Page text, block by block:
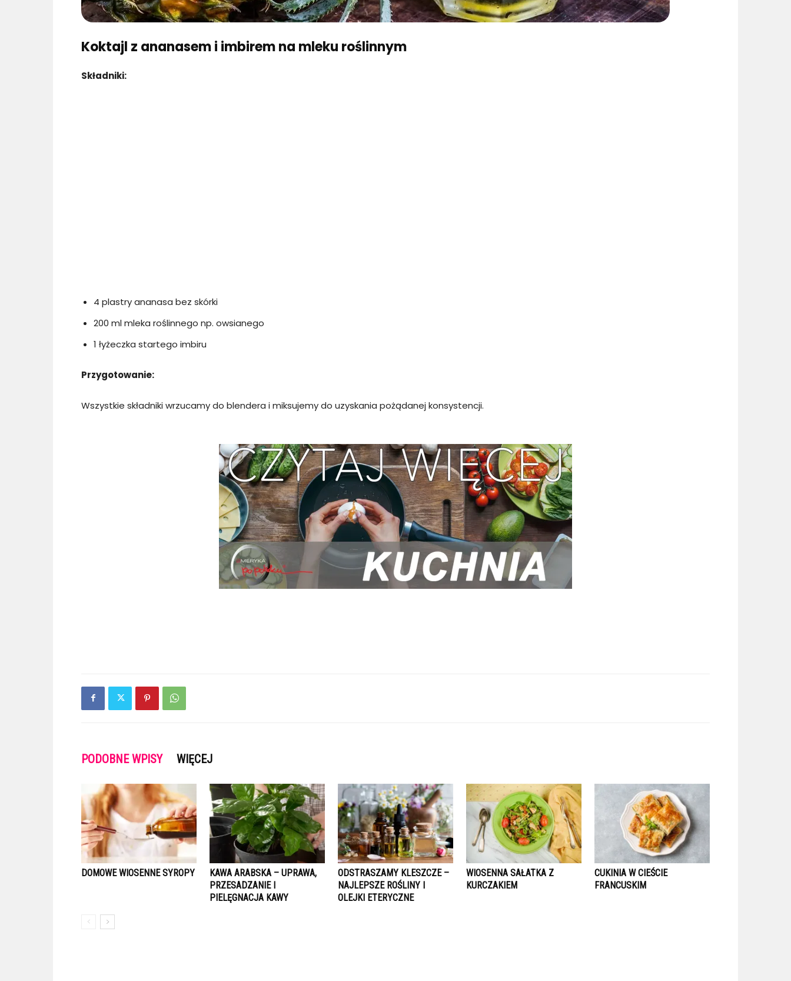
Koktajl z ananasem i imbirem na mleku roślinnym
Składniki:
4 plastry ananasa bez skórki
200 ml mleka roślinnego np. owsianego
1 łyżeczka startego imbiru
Przygotowanie:
Wszystkie składniki wrzucamy do blendera i miksujemy do uzyskania pożądanej konsystencji.
PODOBNE WPISY WIĘCEJ
DOMOWE WIOSENNE SYROPY
KAWA ARABSKA – UPRAWA,
PRZESADZANIE I
PIELĘGNACJA KAWY
ODSTRASZAMY KLESZCZE –
NAJLEPSZE ROŚLINY I
OLEJKI ETERYCZNE
WIOSENNA SAŁATKA Z
KURCZAKIEM
CUKINIA W CIEŚCIE
FRANCUSKIM